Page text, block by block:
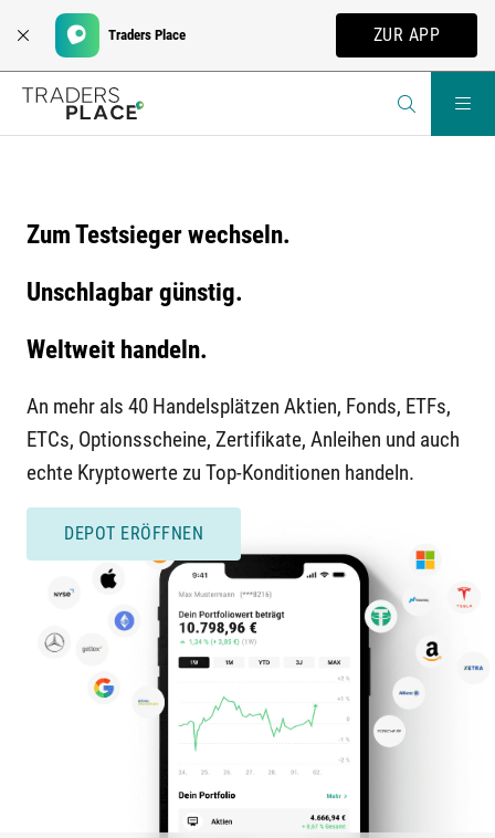
Traders Place ZUR APP
Zum Testsieger wechseln.
Unschlagbar günstig.
Weltweit handeln.
An mehr als 40 Handelsplätzen Aktien, Fonds, ETFs,
ETCs, Optionsscheine, Zertifikate, Anleihen und auch
echte Kryptowerte zu Top-Konditionen handeln.
DEPOT ERÖFFNEN